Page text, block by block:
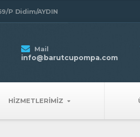
P Didim/AYDIN
HIZMETLERIMIZ
Mail
info@barutcupompa.com